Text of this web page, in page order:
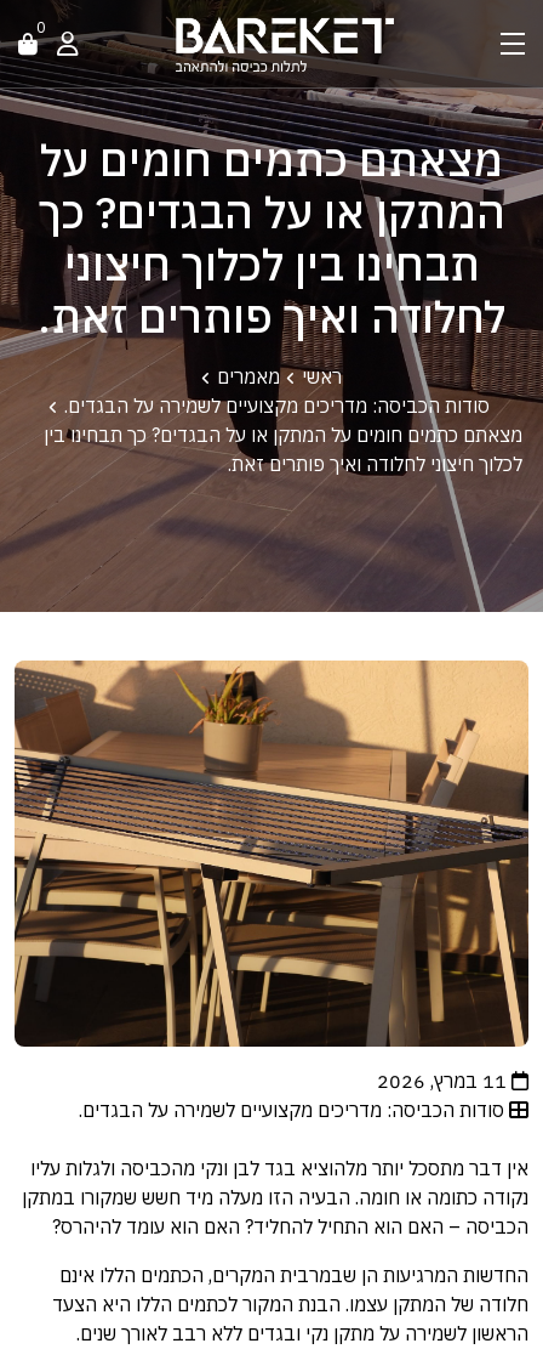
0
מצאתם כתמים חומים על
המתקן או על הבגדים? כך
תבחינו בין לכלוך חיצוני
לחלודה ואיך פותרים זאת.
ראשי
מאמרים
סודות הכביסה: מדריכים מקצועיים לשמירה על הבגדים.
מצאתם כתמים חומים על המתקן או על הבגדים? כך תבחינו בין
לכלוך חיצוני לחלודה ואיך פותרים זאת.
11 במרץ, 2026
סודות הכביסה: מדריכים מקצועיים לשמירה על הבגדים.
אין דבר מתסכל יותר מלהוציא בגד לבן ונקי מהכביסה ולגלות עליו
נקודה כתומה או חומה. הבעיה הזו מעלה מיד חשש שמקורו במתקן
הכביסה – האם הוא התחיל להחליד? האם הוא עומד להיהרס?
החדשות המרגיעות הן שבמרבית המקרים, הכתמים הללו אינם
חלודה של המתקן עצמו. הבנת המקור לכתמים הללו היא הצעד
הראשון לשמירה על מתקן נקי ובגדים ללא רבב לאורך שנים.